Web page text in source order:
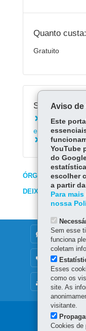
Quanto custa:
Gratuito
Serviços
Solicitar
e
Solicitar
ÓRGÃO
DEIXE SUA
MAPA DO SITE
DENUNCIE
OUVIDORIA
Aviso
Este
YouTube
do
escolher
a partir
Para
nossa
Sem esse
funciona
coletam
Esses
como os
site. As
visitante.
Cookies de